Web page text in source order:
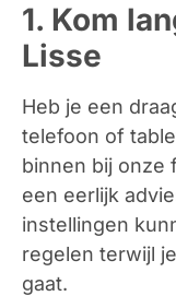
1. Kom
Lisse
Heb je een
telefoon of
binnen bij onze
een eerlijk
instellingen
regelen terwijl
gaat.